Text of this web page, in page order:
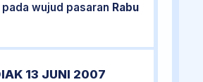
wujud pasaran Rabu
13 JUNI 2007